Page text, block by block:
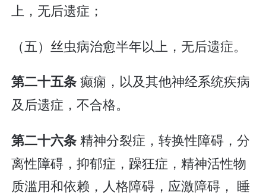
上，无后遗症；
（五）丝虫病治愈半年以上，无后遗症。
第二十五条癫痫，以及其他神经系统疾病
及后遗症，不合格。
第二十六条精神分裂症，转换性障碍，分
离性障碍，抑郁症，躁狂症，精神活性物
质滥用和依赖，人格障碍，应激障碍， 睡